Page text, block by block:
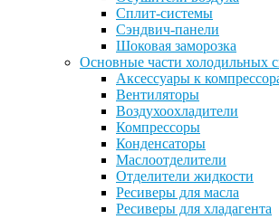
Сплит-системы
Сэндвич-панели
Шоковая заморозка
Основные части холодильных
Аксессуары к
Вентиляторы
Воздухоохладители
Компрессоры
Конденсаторы
Маслоотделители
Отделители жидкости
Ресиверы для масла
Ресиверы для хладагента